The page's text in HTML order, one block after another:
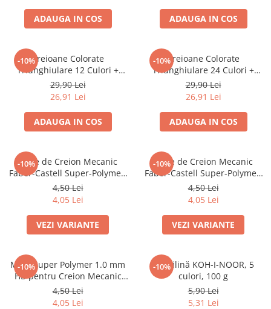
Măsurare și trasare
Organizare și Arhivare
Accesorii de organizare
Bibliorafturi
Clipboard-uri
Dosare Plastic
Folii de protecție
Penare cu doua compartimente
Penare cu trei compartimente
Penare echipate
Penare neechipate
Pictură și desen
ADAUGA IN COS ADAUGA IN COS
-10%Creioane Colorate
Triunghiulare 12 Culori +
Ascuțitoare Eco Faber-Castell
29,90 Lei
26,91 Lei
ADAUGA IN COS
-10%Creioane Colorate
Triunghiulare 24 Culori +
Ascuțitoare Eco Faber-Castell
29,90 Lei
26,91 Lei
ADAUGA IN COS
-10%
Mine de Creion Mecanic
Faber-Castell Super-Polymer,
0,5 mm, HB/B, 12 Bucăți
4,50 Lei
4,05 Lei
VEZI VARIANTE
-10%
Mine de Creion Mecanic
Faber-Castell Super-Polymer,
0,7 mm, HB/B, 12 Bucăți
4,50 Lei
4,05 Lei
VEZI VARIANTE
-10%
Mine Super Polymer 1.0 mm
HB pentru Creion Mecanic
Faber-Castell
4,50 Lei
4,05 Lei
-10%
Plastilină KOH-I-NOOR, 5
culori, 100 g
5,90 Lei
5,31 Lei